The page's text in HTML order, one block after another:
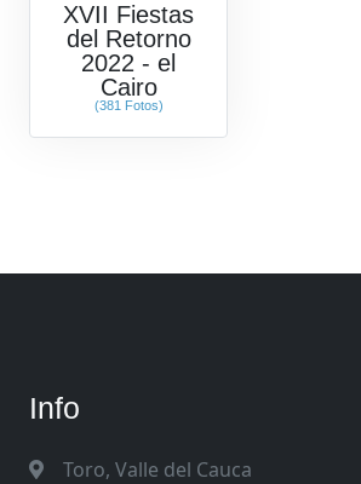
XVII Fiestas
del Retorno
2022 - el
Cairo
(381 Fotos)
Info
Toro, Valle del Cauca